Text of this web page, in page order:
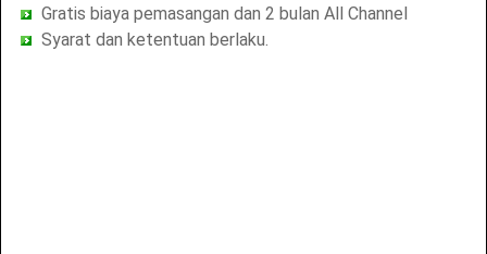
Gratis biaya pemasangan dan 2 bulan All Channel
Syarat dan ketentuan berlaku.